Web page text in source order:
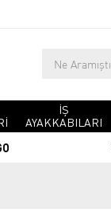
İŞ
AYAKKABILARI